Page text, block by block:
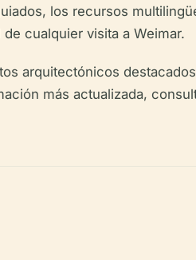
los recursos
cualquier visita a Weimar.
arquitectónicos
más actualizada,